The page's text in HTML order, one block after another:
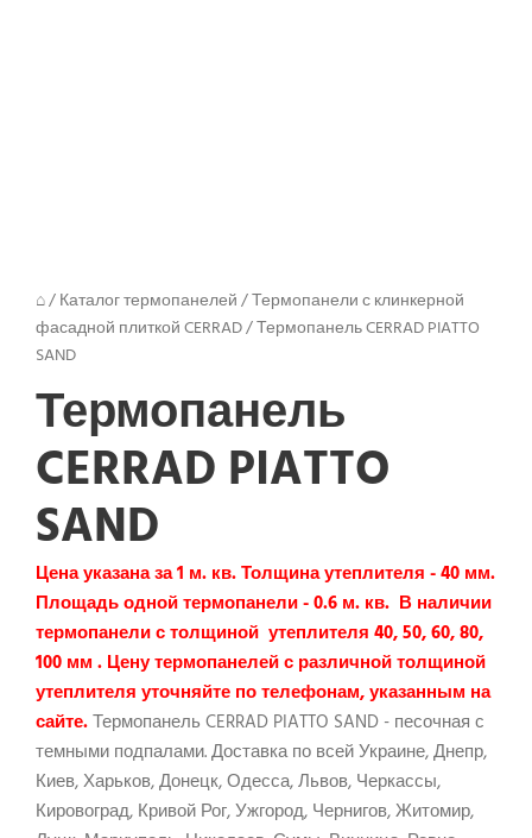
⌂/Каталог термопанелей/Термопанели с клинкерной
фасадной плиткой CERRAD/Термопанель CERRAD PIATTO
SAND
Термопанель
CERRAD PIATTO
SAND
Цена указана за 1 м. кв. Толщина утеплителя - 40 мм.
Площадь одной термопанели - 0.6 м. кв. В наличии
термопанели с толщиной утеплителя 40, 50, 60, 80,
100 мм . Цену термопанелей с различной толщиной
утеплителя уточняйте по телефонам, указанным на
сайте.Термопанель CERRAD PIATTO SAND - песочная с
темными подпалами. Доставка по всей Украине, Днепр,
Киев, Харьков, Донецк, Одесса, Львов, Черкассы,
Кировоград, Кривой Рог, Ужгород, Чернигов, Житомир,